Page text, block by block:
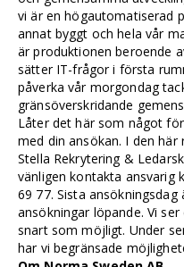
vi är en högautomatiserad
annat byggt och hela vår
är produktionen beroende
sätter IT-frågor i första
påverka vår morgondag
gränsöverskridande
Låter det här som något
med din ansökan. I den
Stella Rekrytering &
vänligen kontakta ansvarig
69 77. Sista
ansökningar löpande. Vi
snart som möjligt. Under
har vi begränsade